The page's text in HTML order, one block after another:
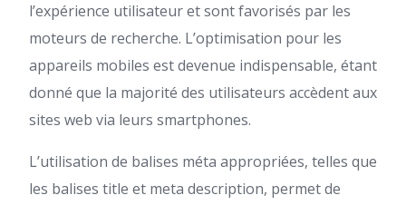
l’expérience utilisateur et sont favorisés par les
moteurs de recherche. L’optimisation pour les
appareils mobiles est devenue indispensable, étant
donné que la majorité des utilisateurs accèdent aux
sites web via leurs smartphones.
L’utilisation de balises méta appropriées, telles que
les balises title et meta description, permet de